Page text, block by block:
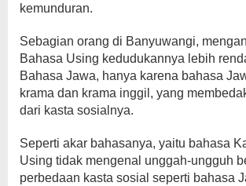
kemunduran.
Sebagian orang di Banyuwangi,
Bahasa Using kedudukannya lebih
Bahasa Jawa, hanya karena bahasa
krama dan krama inggil, yang
dari kasta sosialnya.
Seperti akar bahasanya, yaitu bahasa
Using tidak mengenal unggah-ungguh
perbedaan kasta sosial seperti bahasa